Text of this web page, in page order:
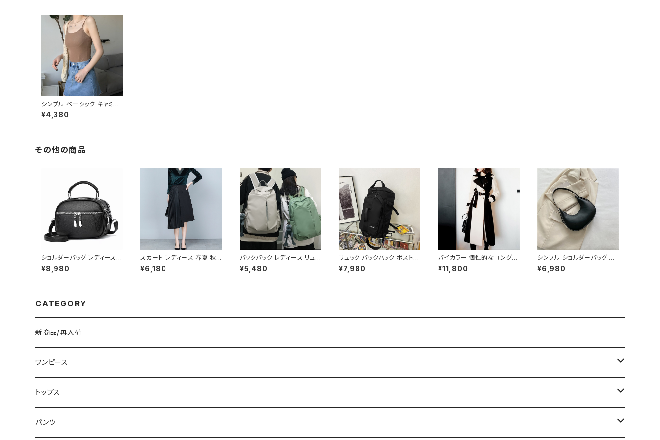
シンプル ベーシック キャミソ
ール C-TSS0001
¥4,380
その他の商品
ショルダーバッグ レディース
斜めがけ 小さめ 2way バッ
グ 合皮 軽量 ミニバッグ おし
¥8,980
スカート レディース 春夏 秋
冬 春 夏 秋 冬 黒 プリーツス
カート ミディアム丈 プリーツ
オフィス カジュアル OL 上品
¥6,180
バックパック レディース リュッ
ク 春夏 秋冬 春 夏 秋 冬 黒
バッグ 大容量 リュックサック
ク アイボリー ピンク ライトグ
¥5,480
リュック バックパック ボストン
バッグ メンズ レディース 大容
量 軽量 旅行バッグ 多機能 2
¥7,980
バイカラー 個性的なロングコ
ート C-JAW1002
¥11,800
シンプル ショルダーバッグ レ
ディースバッグ ワンショルダー
肩掛け カジュアル PUレザー
¥6,980
CATEGORY
新商品/再入荷
ワンピース
ミニ/ショート
ミディアム/ミモレ
トップス
Tシャツ/カットソー
パンツ